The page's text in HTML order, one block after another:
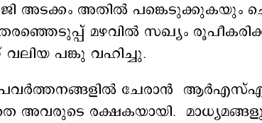
അടക്കം അതിൽ പങ്കെടുക്കുകയും
മഴവിൽ സഖ്യം
പങ്കു വഹിച്ചു.
പ്രവർത്തനങ്ങളിൽ ചേരാൻ
അവരുടെ രക്ഷകയായി.